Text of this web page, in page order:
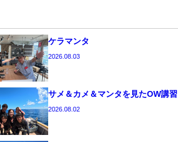
ケラマンタ
2026.08.03
サメ＆カメ＆マンタを見たOW講習
2026.08.02